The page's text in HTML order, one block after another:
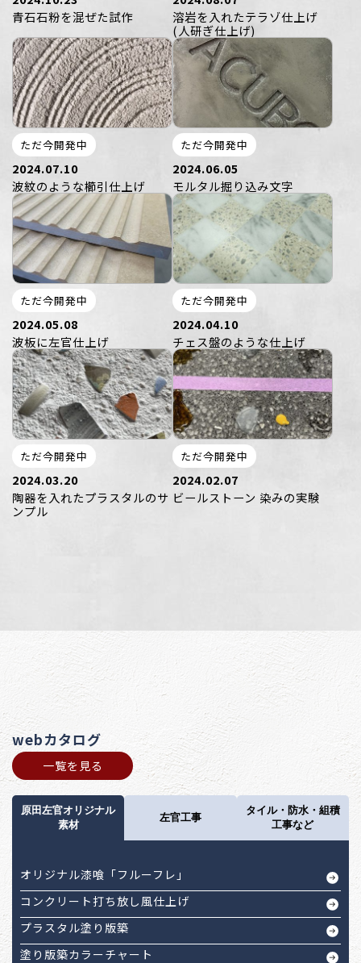
青石石粉を混ぜた試作
溶岩を入れたテラゾ仕上げ
(人研ぎ仕上げ)
ただ今開発中
2024.07.10
波紋のような櫛引仕上げ
ただ今開発中
2024.06.05
モルタル掘り込み文字
ただ今開発中
2024.05.08
波板に左官仕上げ
ただ今開発中
2024.04.10
チェス盤のような仕上げ
ただ今開発中
2024.03.20
陶器を入れたプラスタルのサ
ンプル
ただ今開発中
2024.02.07
ビールストーン 染みの実験
webカタログ
一覧を見る
原田左官オリジナル
素材
左官工事
タイル・防水・組積
工事など
オリジナル漆喰「フルーフレ」
コンクリート打ち放し風仕上げ
プラスタル塗り版築
塗り版築カラーチャート